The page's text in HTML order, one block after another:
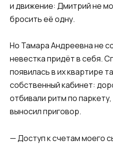
и движение: Дмитрий не
бросить её одну.
Но Тамара Андреевна не
невестка придёт в себя.
появилась в их квартире
собственный кабинет:
отбивали ритм по
выносил приговор.
— Доступ к счетам моего